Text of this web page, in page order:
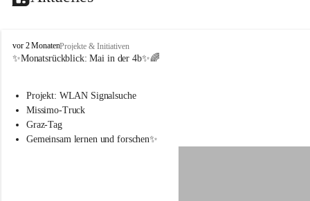
V
o
s
s
c
vor 2 MonatenProjekte & Initiativen
✨Monatsrückblick: Mai in der 4b✨🌈
Projekt: WLAN Signalsuche
Missimo-Truck
Graz-Tag
Gemeinsam lernen und forschen✨